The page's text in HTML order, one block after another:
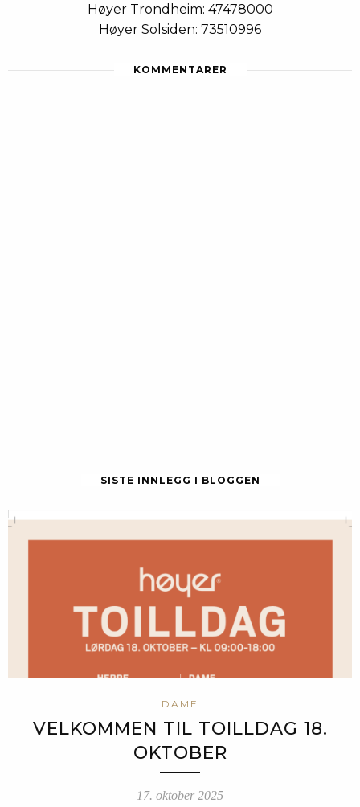
Høyer Trondheim: 47478000
Høyer Solsiden: 73510996
KOMMENTARER
SISTE INNLEGG I BLOGGEN
DAME
VELKOMMEN TIL TOILLDAG 18.
OKTOBER
17. oktober 2025